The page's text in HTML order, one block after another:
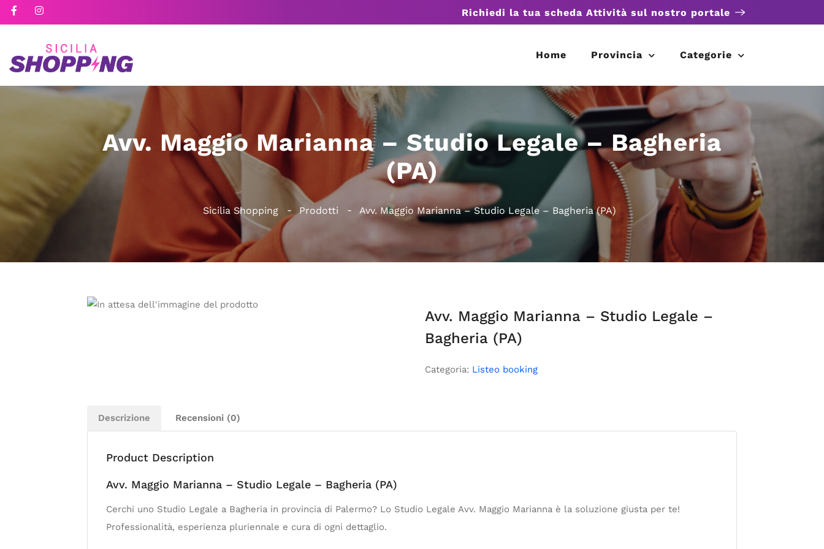
Richiedi la tua scheda Attività sul nostro portale
Home Provincia Categorie
Avv. Maggio Marianna – Studio Legale – Bagheria
(PA)
Sicilia Shopping Prodotti Avv. Maggio Marianna – Studio Legale – Bagheria (PA)
Avv. Maggio Marianna – Studio Legale –
Bagheria (PA)
Categoria: Listeo booking
Descrizione Recensioni (0)
Product Description
Avv. Maggio Marianna – Studio Legale – Bagheria (PA)
Cerchi uno Studio Legale a Bagheria in provincia di Palermo? Lo Studio Legale Avv. Maggio Marianna è la soluzione giusta per te!
Professionalità, esperienza pluriennale e cura di ogni dettaglio.